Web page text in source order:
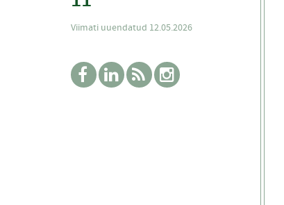
Viimati uuendatud 12.05.2026